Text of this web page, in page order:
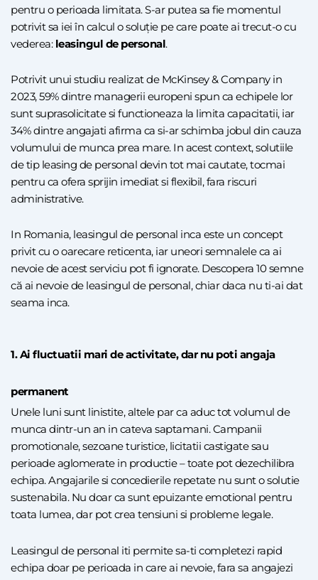
pentru o perioada limitata. S-ar putea sa fie momentul
potrivit sa iei în calcul o soluție pe care poate ai trecut-o cu
vederea: leasingul de personal.
Potrivit unui studiu realizat de McKinsey & Company in
2023, 59% dintre managerii europeni spun ca echipele lor
sunt suprasolicitate si functioneaza la limita capacitatii, iar
34% dintre angajati afirma ca si-ar schimba jobul din cauza
volumului de munca prea mare. In acest context, solutiile
de tip leasing de personal devin tot mai cautate, tocmai
pentru ca ofera sprijin imediat si flexibil, fara riscuri
administrative.
In Romania, leasingul de personal inca este un concept
privit cu o oarecare reticenta, iar uneori semnalele ca ai
nevoie de acest serviciu pot fi ignorate. Descopera 10 semne
că ai nevoie de leasingul de personal, chiar daca nu ti-ai dat
seama inca.
1. Ai fluctuatii mari de activitate, dar nu poti angaja
permanent
Unele luni sunt linistite, altele par ca aduc tot volumul de
munca dintr-un an in cateva saptamani. Campanii
promotionale, sezoane turistice, licitatii castigate sau
perioade aglomerate in productie – toate pot dezechilibra
echipa. Angajarile si concedierile repetate nu sunt o solutie
sustenabila. Nu doar ca sunt epuizante emotional pentru
toata lumea, dar pot crea tensiuni si probleme legale.
Leasingul de personal iti permite sa-ti completezi rapid
echipa doar pe perioada in care ai nevoie, fara sa angajezi